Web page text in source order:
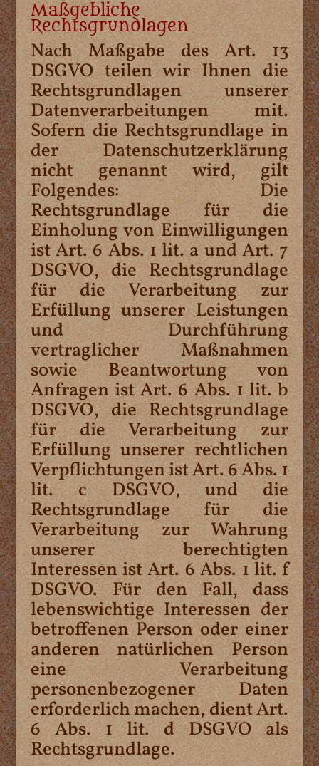
Maßgebliche
Rechtsgrundlagen
Nach Maßgabe des Art. 13
DSGVO teilen wir Ihnen die
Rechtsgrundlagen unserer
Datenverarbeitungen mit.
Sofern die Rechtsgrundlage in
der Datenschutzerklärung
nicht genannt wird, gilt
Folgendes: Die
Rechtsgrundlage für die
Einholung von Einwilligungen
ist Art. 6 Abs. 1 lit. a und Art. 7
DSGVO, die Rechtsgrundlage
für die Verarbeitung zur
Erfüllung unserer Leistungen
und Durchführung
vertraglicher Maßnahmen
sowie Beantwortung von
Anfragen ist Art. 6 Abs. 1 lit. b
DSGVO, die Rechtsgrundlage
für die Verarbeitung zur
Erfüllung unserer rechtlichen
Verpflichtungen ist Art. 6 Abs. 1
lit. c DSGVO, und die
Rechtsgrundlage für die
Verarbeitung zur Wahrung
unserer berechtigten
Interessen ist Art. 6 Abs. 1 lit. f
DSGVO. Für den Fall, dass
lebenswichtige Interessen der
betroffenen Person oder einer
anderen natürlichen Person
eine Verarbeitung
personenbezogener Daten
erforderlich machen, dient Art.
6 Abs. 1 lit. d DSGVO als
Rechtsgrundlage.